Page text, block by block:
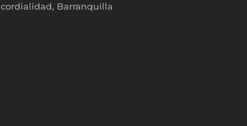
cordialidad, Barranquilla